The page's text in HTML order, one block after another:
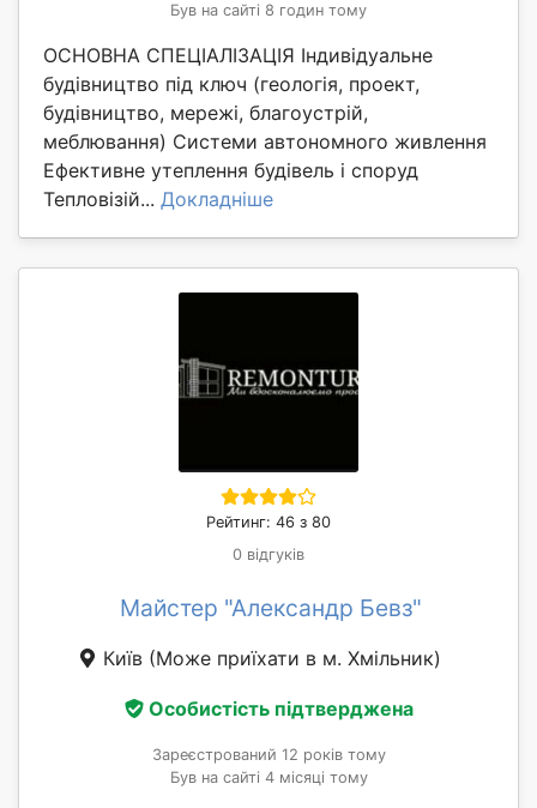
Був на сайті 8 годин тому
ОСНОВНА СПЕЦІАЛІЗАЦІЯ Індивідуальне
будівництво під ключ (геологія, проект,
будівництво, мережі, благоустрій,
меблювання) Системи автономного живлення
Ефективне утеплення будівель і споруд
Тепловізій... Докладніше
Рейтинг: 46 з 80
0 відгуків
Майстер "Александр Бевз"
Київ (Може приїхати в м. Хмільник)
Особистість підтверджена
Зареєстрований 12 років тому
Був на сайті 4 місяці тому